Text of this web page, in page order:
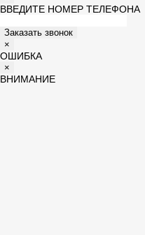
ВВЕДИТЕ НОМЕР ТЕЛЕФОНА
Заказать звонок
×
ОШИБКА
×
ВНИМАНИЕ